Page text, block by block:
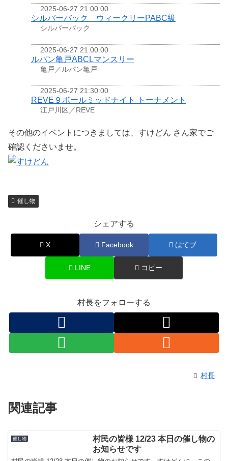
2025-06-27 21:00:00
シルバーバック ウィークリーPABC級
シルバーバック
2025-06-27 21:00:00
ルパン亀戸ABCLマンスリー
亀戸／ルパン亀戸
2025-06-27 21:30:00
REVE９ボールミッドナイト トーナメント
江戸川区／REVE
その他のイベントにつきましては、すけどん さん家でご
確認くださいませ。
催し物
シェアする
X Facebook はてブ
LINE コピー
村長をフォローする
村長
関連記事
催し物
村民の皆様 12/23 本日の催し物の
お知らせです